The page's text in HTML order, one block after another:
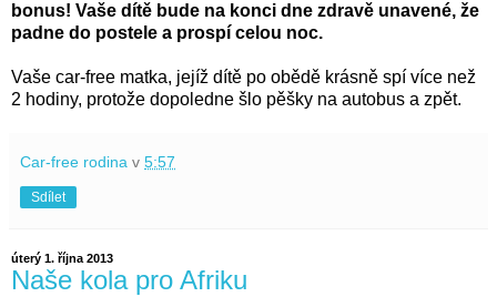
bonus! Vaše dítě bude na konci dne zdravě unavené, že
padne do postele a prospí celou noc.
Vaše car-free matka, jejíž dítě po obědě krásně spí více než
2 hodiny, protože dopoledne šlo pěšky na autobus a zpět.
Car-free rodina v 5:57
Sdílet
úterý 1. října 2013
Naše kola pro Afriku